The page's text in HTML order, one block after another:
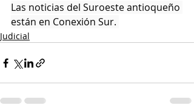
Las noticias del Suroeste antioqueño
están en Conexión Sur.
Judicial